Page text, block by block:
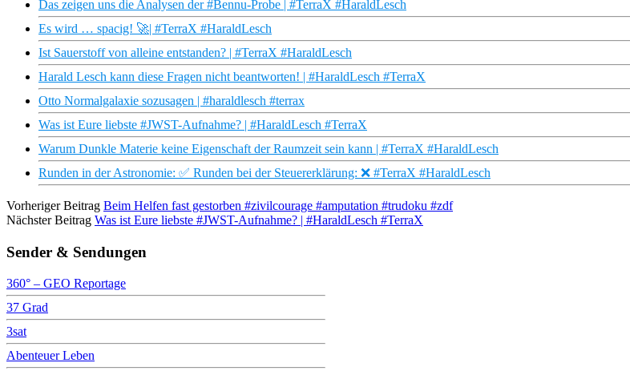
Das zeigen uns die Analysen der #Bennu-Probe | #TerraX #HaraldLesch
Es wird … spacig! 🚀| #TerraX #HaraldLesch
Ist Sauerstoff von alleine entstanden? | #TerraX #HaraldLesch
Harald Lesch kann diese Fragen nicht beantworten! | #HaraldLesch #TerraX
Otto Normalgalaxie sozusagen | #haraldlesch #terrax
Was ist Eure liebste #JWST-Aufnahme? | #HaraldLesch #TerraX
Warum Dunkle Materie keine Eigenschaft der Raumzeit sein kann | #TerraX #HaraldLesch
Runden in der Astronomie: ✅ Runden bei der Steuererklärung: ❌ #TerraX #HaraldLesch
Vorheriger Beitrag Beim Helfen fast gestorben #zivilcourage #amputation #trudoku #zdf
Nächster Beitrag Was ist Eure liebste #JWST-Aufnahme? | #HaraldLesch #TerraX
Sender & Sendungen
360° – GEO Reportage
37 Grad
3sat
Abenteuer Leben